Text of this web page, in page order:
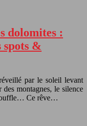
dolomites :
&
par le soleil levant
montagnes, le silence
Ce rêve…